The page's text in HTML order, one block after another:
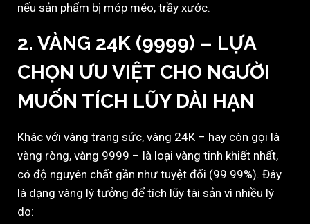
nếu sản phẩm bị móp méo, trầy xước.
2. VÀNG 24K (9999) – LỰA
CHỌN ƯU VIỆT CHO NGƯỜI
MUỐN TÍCH LŨY DÀI HẠN
Khác với vàng trang sức, vàng 24K – hay còn gọi là
vàng ròng, vàng 9999 – là loại vàng tinh khiết nhất,
có độ nguyên chất gần như tuyệt đối (99.99%). Đây
là dạng vàng lý tưởng để tích lũy tài sản vì nhiều lý
do: